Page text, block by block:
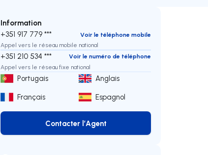
Information
+351 917 779 ***
Voir le téléphone mobile
Appel vers le réseau mobile national
+351 210 534 ***
Voir le numéro de téléphone
Appel vers le réseau fixe national
Portugais
Anglais
Français
Espagnol
Contacter l’Agent
Contacter l’Agent